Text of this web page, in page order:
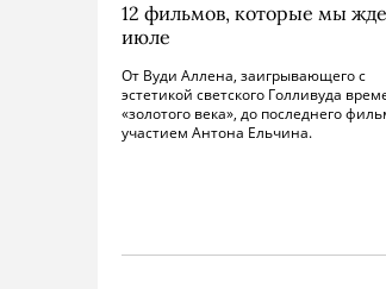
12 фильмов, которые мы
июле
От Вуди Аллена, заигрывающего с
эстетикой светского Голливуда
«золотого века», до последнего
участием Антона Ельчина.